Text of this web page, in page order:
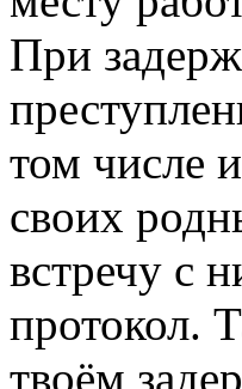
При
том числе
своих
встречу с
протокол.
твоём